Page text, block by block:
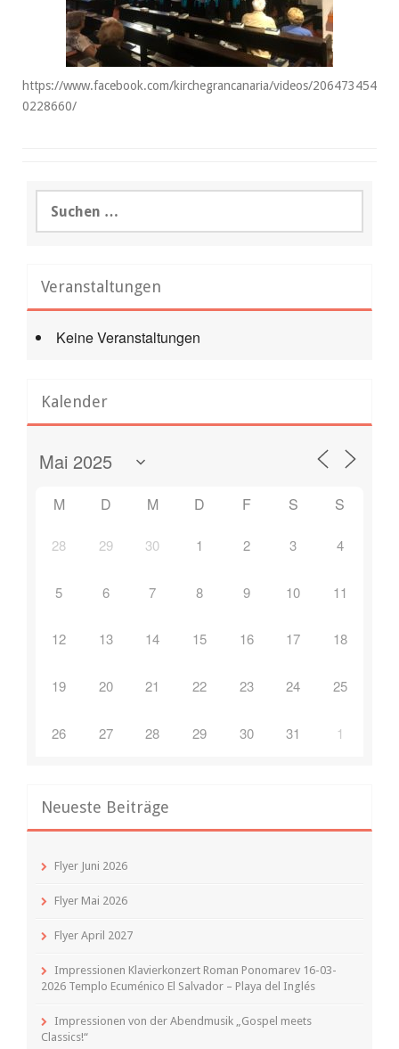
https://www.facebook.com/kirchegrancanaria/videos/206473454
0228660/
nach:
Veranstaltungen
Keine Veranstaltungen
Kalender
M D M D F S S
28 29 30 1 2 3 4
5 6 7 8 9 10 11
12 13 14 15 16 17 18
19 20 21 22 23 24 25
26 27 28 29 30 31 1
Neueste Beiträge
Flyer Juni 2026
Flyer Mai 2026
Flyer April 2027
Impressionen Klavierkonzert Roman Ponomarev 16-03-
2026 Templo Ecuménico El Salvador – Playa del Inglés
Impressionen von der Abendmusik „Gospel meets
Classics!“